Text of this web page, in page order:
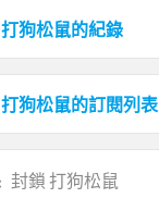
打狗松鼠的紀錄
打狗松鼠的訂閱列表
封鎖 打狗松鼠